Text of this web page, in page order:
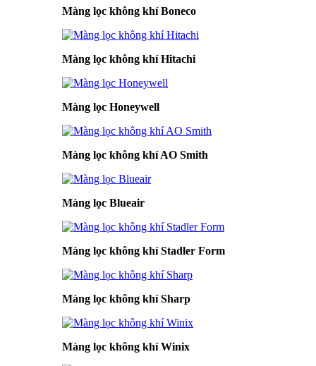
Màng lọc không khí Boneco
Màng lọc không khí Hitachi
Màng lọc Honeywell
Màng lọc không khí AO Smith
Màng lọc Blueair
Màng lọc không khí Stadler Form
Màng lọc không khí Sharp
Màng lọc không khí Winix